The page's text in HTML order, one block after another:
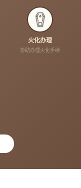
火化办理
协助办理火化手续